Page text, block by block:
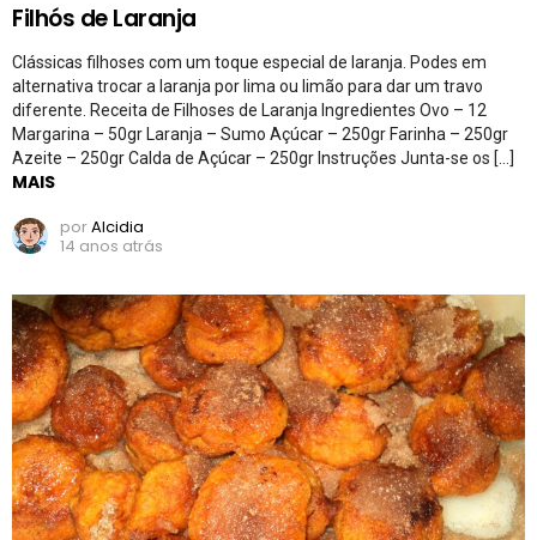
Filhós de Laranja
Clássicas filhoses com um toque especial de laranja. Podes em
alternativa trocar a laranja por lima ou limão para dar um travo
diferente. Receita de Filhoses de Laranja Ingredientes Ovo – 12
Margarina – 50gr Laranja – Sumo Açúcar – 250gr Farinha – 250gr
Azeite – 250gr Calda de Açúcar – 250gr Instruções Junta-se os […]
MAIS
porAlcidia
14 anos atrás